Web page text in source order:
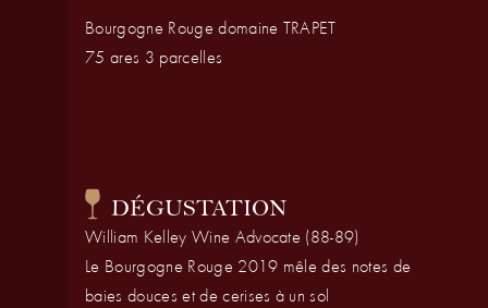
Bourgogne Rouge domaine TRAPET
75 ares 3 parcelles
DÉGUSTATION
William Kelley Wine Advocate (88-89)
Le Bourgogne Rouge 2019 mêle des notes de
baies douces et de cerises à un sol